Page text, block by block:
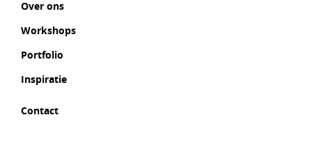
Over ons
Workshops
Portfolio
Inspiratie
Contact